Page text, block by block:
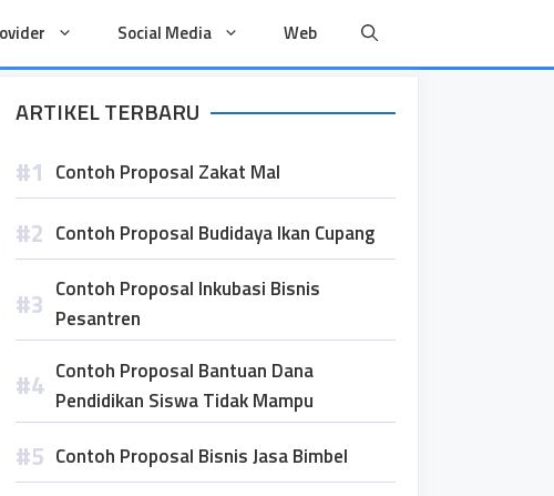
Social Media Web
ARTIKEL TERBARU
Contoh Proposal Zakat Mal
Contoh Proposal Budidaya Ikan Cupang
Contoh Proposal Inkubasi Bisnis
Pesantren
Contoh Proposal Bantuan Dana
Pendidikan Siswa Tidak Mampu
Contoh Proposal Bisnis Jasa Bimbel